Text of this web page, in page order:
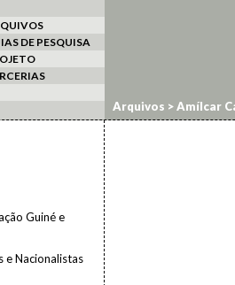
DE PESQUISA
Guiné e
e Nacionalistas
Arquivos >Amílcar
Comunicados/